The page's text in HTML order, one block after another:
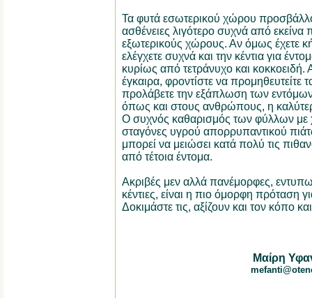
Τα φυτά εσωτερικού χώρου
ασθένειες λιγότερο συχνά από εκείνα
εξωτερικούς χώρους. Αν όμως έχετε
ελέγχετε συχνά και την κέντια για
κυρίως από τετράνυχο και κοκκοειδή.
έγκαιρα, φροντίστε να προμηθευτείτε
προλάβετε την εξάπλωση των
όπως και στους ανθρώπους, η
Ο συχνός καθαρισμός των φύλλων με
σταγόνες υγρού απορρυπαντικού
μπορεί να μειώσει κατά πολύ τις
από τέτοια έντομα.
Ακριβές μεν αλλά πανέμορφες,
κέντιες, είναι η πιο όμορφη πρόταση
Δοκιμάστε τις, αξίζουν και τον κόπο
Μαίρη